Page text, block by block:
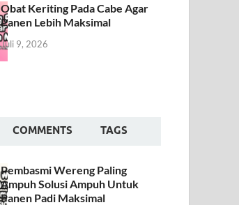
Obat Keriting Pada Cabe Agar
Panen Lebih Maksimal
Juli 9, 2026
COMMENTS TAGS
Pembasmi Wereng Paling
Ampuh Solusi Ampuh Untuk
Panen Padi Maksimal